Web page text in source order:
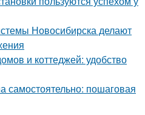
Новосибирска делают
и коттеджей: удобство
самостоятельно: пошаговая